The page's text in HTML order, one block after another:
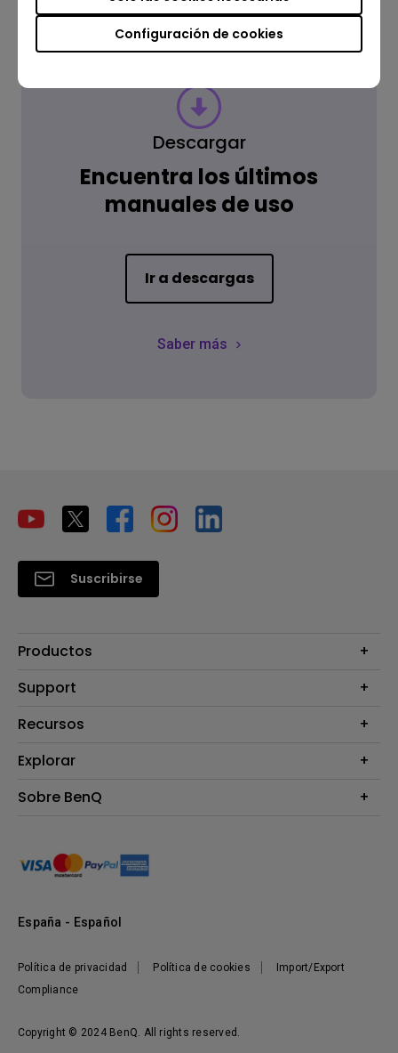
Configuración de cookies
Descargar
Encuentra los últimos
manuales de uso
Ir a descargas
Saber más
Suscribirse
Productos
Proyectores
Iluminación
Altavoz
Support
Contáctanos
Preguntas frecuentes sobre la tienda en línea de BenQ
Información de Devolución BenQ Shop
Recursos
Centros de información
Explorar
Embajadores de marca BenQ
Sobre BenQ
Responsabilidad social corporativa
Noticias
Copyright © 2024 BenQ. All rights reserved.
Política de privacidad Política de cookies
Import/Export
Compliance
España - Español